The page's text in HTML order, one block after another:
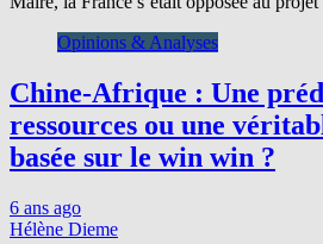
Opinions & Analyses
Chine-Afrique : Une
ressources ou une
basée sur le win win ?
6 ans ago
Hélène Dieme